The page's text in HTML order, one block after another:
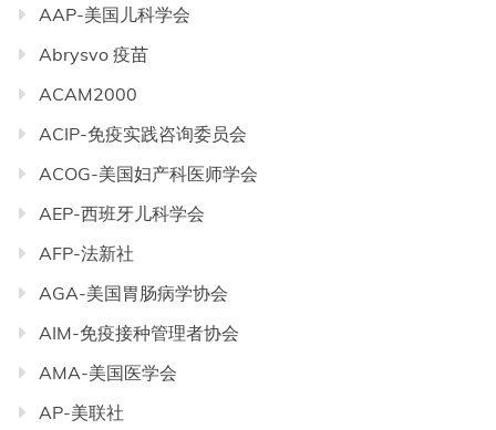
AAP-美国儿科学会
Abrysvo 疫苗
ACAM2000
ACIP-免疫实践咨询委员会
ACOG-美国妇产科医师学会
AEP-西班牙儿科学会
AFP-法新社
AGA-美国胃肠病学协会
AIM-免疫接种管理者协会
AMA-美国医学会
AP-美联社